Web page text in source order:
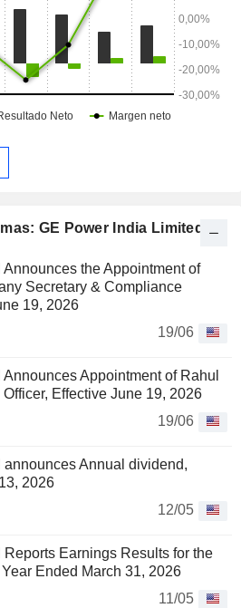
GE Power India Limited
the Appointment of
Secretary & Compliance
19, 2026
19/06
Appointment of Rahul
Effective June 19, 2026
19/06
Annual dividend,
2026
12/05
Earnings Results for the
Ended March 31, 2026
11/05